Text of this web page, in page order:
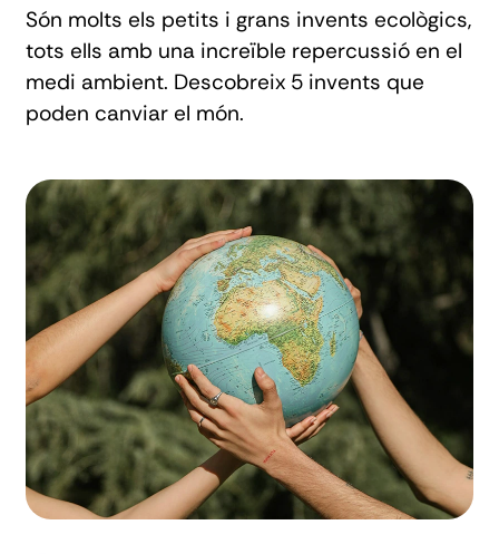
Són molts els petits i grans invents ecològics,
tots ells amb una increïble repercussió en el
medi ambient. Descobreix 5 invents que
poden canviar el món.